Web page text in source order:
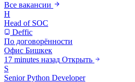
Все вакансии
H
Head of SOC
Deffic
По договорённости
Офис Бишкек
17 minutes назад Открыть
S
Senior Python Developer